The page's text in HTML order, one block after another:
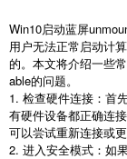
Win10启动蓝屏
用户无法正常启动计
的。本文将介绍一些
able的问题。
1. 检查硬件连接：首
有硬件设备都正确连
可以尝试重新连接或更
2. 进入安全模式：如